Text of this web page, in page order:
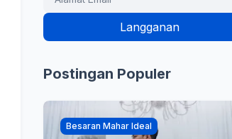
Postingan Populer
Besaran Mahar Ideal